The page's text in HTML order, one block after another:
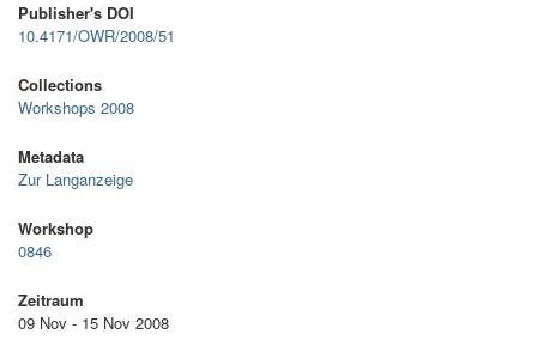
Publisher's DOI
10.4171/OWR/2008/51
Collections
Workshops 2008
Metadata
Zur Langanzeige
Workshop
0846
Zeitraum
09 Nov - 15 Nov 2008